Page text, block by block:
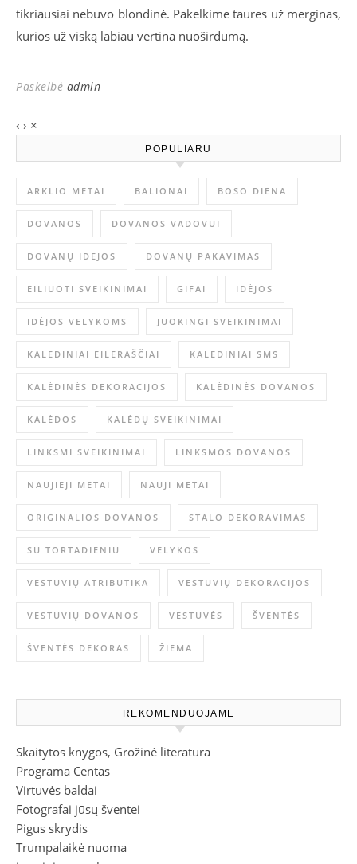
tikriausiai nebuvo blondinė. Pakelkime taures už merginas,
kurios už viską labiau vertina nuoširdumą.
Paskelbė admin
‹ › ×
POPULIARU
ARKLIO METAI BALIONAI BOSO DIENA
DOVANOS DOVANOS VADOVUI
DOVANŲ IDĖJOS DOVANŲ PAKAVIMAS
EILIUOTI SVEIKINIMAI GIFAI IDĖJOS
IDĖJOS VELYKOMS JUOKINGI SVEIKINIMAI
KALĖDINIAI EILĖRAŠČIAI KALĖDINIAI SMS
KALĖDINĖS DEKORACIJOS KALĖDINĖS DOVANOS
KALĖDOS KALĖDŲ SVEIKINIMAI
LINKSMI SVEIKINIMAI LINKSMOS DOVANOS
NAUJIEJI METAI NAUJI METAI
ORIGINALIOS DOVANOS STALO DEKORAVIMAS
SU TORTADIENIU VELYKOS
VESTUVIŲ ATRIBUTIKA VESTUVIŲ DEKORACIJOS
VESTUVIŲ DOVANOS VESTUVĖS ŠVENTĖS
ŠVENTĖS DEKORAS ŽIEMA
REKOMENDUOJAME
Skaitytos knygos, Grožinė literatūra
Programa Centas
Virtuvės baldai
Fotografai jūsų šventei
Pigus skrydis
Trumpalaikė nuoma